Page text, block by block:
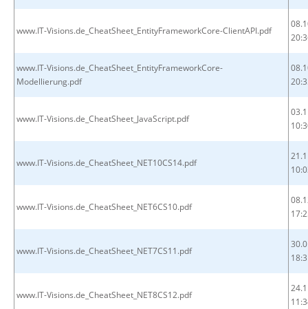
www.IT-Visions.de_CheatSheet_EntityFrameworkCore-ClientAPI.pdf
www.IT-Visions.de_CheatSheet_EntityFrameworkCore-
Modellierung.pdf
www.IT-Visions.de_CheatSheet_JavaScript.pdf
www.IT-Visions.de_CheatSheet_NET10CS14.pdf
www.IT-Visions.de_CheatSheet_NET6CS10.pdf
www.IT-Visions.de_CheatSheet_NET7CS11.pdf
www.IT-Visions.de_CheatSheet_NET8CS12.pdf